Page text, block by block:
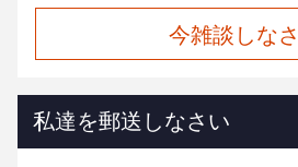
今雑談しな
私達を郵送しなさい